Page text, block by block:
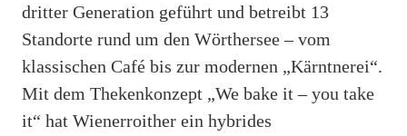
dritter Generation geführt und betreibt 13
Standorte rund um den Wörthersee – vom
klassischen Café bis zur modernen „Kärntnerei“.
Mit dem Thekenkonzept „We bake it – you take
it“ hat Wienerroither ein hybrides